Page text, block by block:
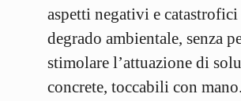
aspetti negativi e
degrado ambientale, senza
stimolare l’attuazione di
concrete, toccabili con